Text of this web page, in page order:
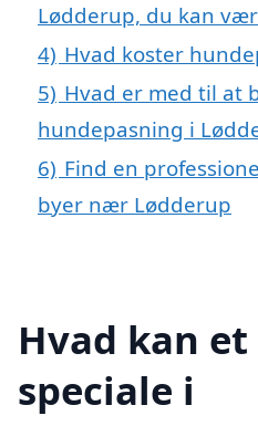
Lødderup, du kan
4) Hvad koster
5) Hvad er med til at
hundepasning i
6) Find en
byer nær Lødderup
Hvad kan
speciale i